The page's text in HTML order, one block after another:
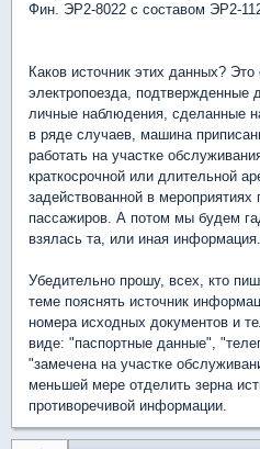
Фин. ЭР2-8022 с составом ЭР2-
Каков источник этих данных?
электропоезда, подтвержденные
личные наблюдения, сделанные
в ряде случаев, машина
работать на участке
краткосрочной или длительной
задействованной в
пассажиров. А потом мы будем
взялась та, или иная информация.
Убедительно прошу, всех, кто
теме пояснять источник
номера исходных документов и
виде: "паспортные данные",
"замечена на участке
меньшей мере отделить зерна
противоречивой информации.